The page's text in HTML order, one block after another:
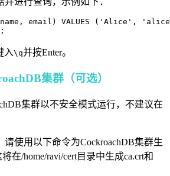
(name, email) VALUES ('Alice',
入\q并按Enter。
集群（可选）
集群以不安全模式运行，不建议在
使用以下命令为CockroachDB集群生
在/home/ravi/cert目录中生成ca.crt和